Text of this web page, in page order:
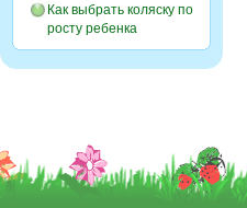
Как выбрать коляску по
росту ребенка